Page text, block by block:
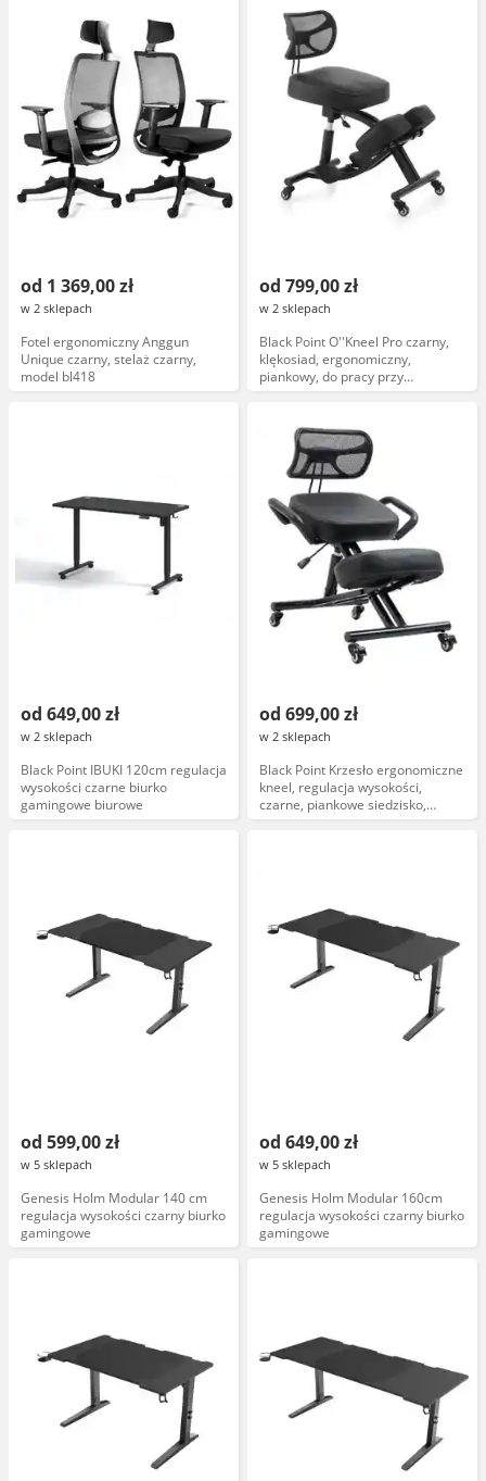
od 1 369,00 zł
w 2 sklepach
Fotel ergonomiczny Anggun
Unique czarny, stelaż czarny,
model bl418
od 799,00 zł
w 2 sklepach
Black Point O''Kneel Pro czarny,
klękosiad, ergonomiczny,
piankowy, do pracy przy
komputerze
od 649,00 zł
w 2 sklepach
Black Point IBUKI 120cm regulacja
wysokości czarne biurko
gamingowe biurowe
od 699,00 zł
w 2 sklepach
Black Point Krzesło ergonomiczne
kneel, regulacja wysokości,
czarne, piankowe siedzisko,
stalowa konstrukcja
od 599,00 zł
w 5 sklepach
Genesis Holm Modular 140 cm
regulacja wysokości czarny biurko
gamingowe
od 649,00 zł
w 5 sklepach
Genesis Holm Modular 160cm
regulacja wysokości czarny biurko
gamingowe